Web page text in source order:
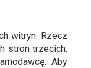
witryn. Rzecz
stron trzecich.
Aby